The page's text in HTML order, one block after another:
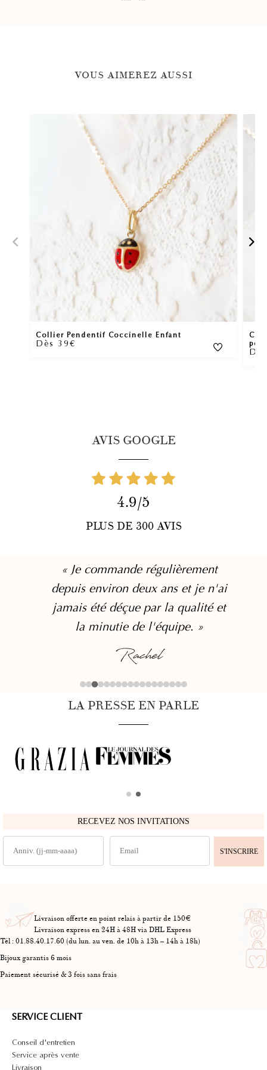
VOUS AIMEREZ AUSSI
Collier Pendentif Coccinelle Enfant
Dès 39€
AVIS GOOGLE
4.9/5
PLUS DE 300 AVIS
« Je commande régulièrement
depuis environ deux ans et je n'ai
jamais été déçue par la qualité et
la minutie de l'équipe. »
Rachel
LA PRESSE EN PARLE
RECEVEZ NOS INVITATIONS
S'INSCRIRE
Livraison offerte en point relais à partir de 150€
Livraison express en 24H à 48H via DHL Express
Tél : 01.88.40.17.60 (du lun. au ven. de 10h à 13h – 14h à 18h)
Bijoux garantis 6 mois
Paiement sécurisé & 3 fois sans frais
SERVICE CLIENT
Conseil d'entretien
Service après vente
Livraison